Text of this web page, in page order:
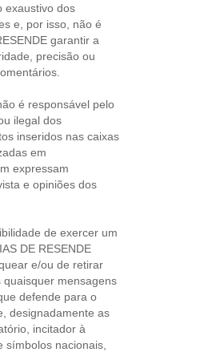
exaustivo dos
e, por isso, não é
garantir a
precisão ou
é responsável pelo
ilegal dos
inseridos nas caixas
em
expressam
e opiniões dos
de exercer um
DE RESENDE
e/ou de retirar
mensagens
defende para o
designadamente as
incitador à
símbolos nacionais,